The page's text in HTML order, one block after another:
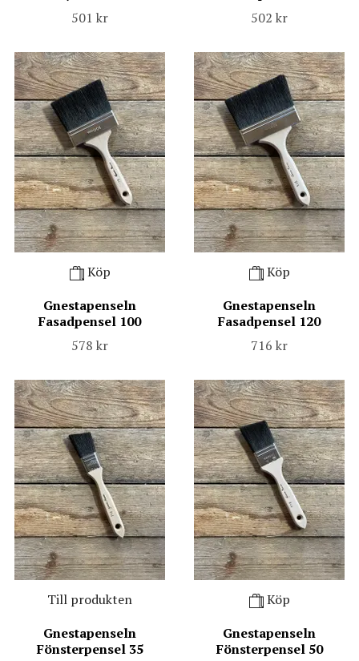
501 kr
502 kr
Köp
Gnestapenseln
Fasadpensel 100
578 kr
Köp
Gnestapenseln
Fasadpensel 120
716 kr
Till produkten
Gnestapenseln
Fönsterpensel 35
Köp
Gnestapenseln
Fönsterpensel 50